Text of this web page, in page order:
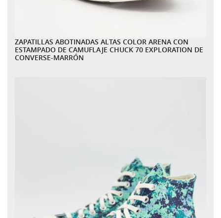
ZAPATILLAS ABOTINADAS ALTAS COLOR ARENA CON
ESTAMPADO DE CAMUFLAJE CHUCK 70 EXPLORATION DE
CONVERSE-MARRÓN